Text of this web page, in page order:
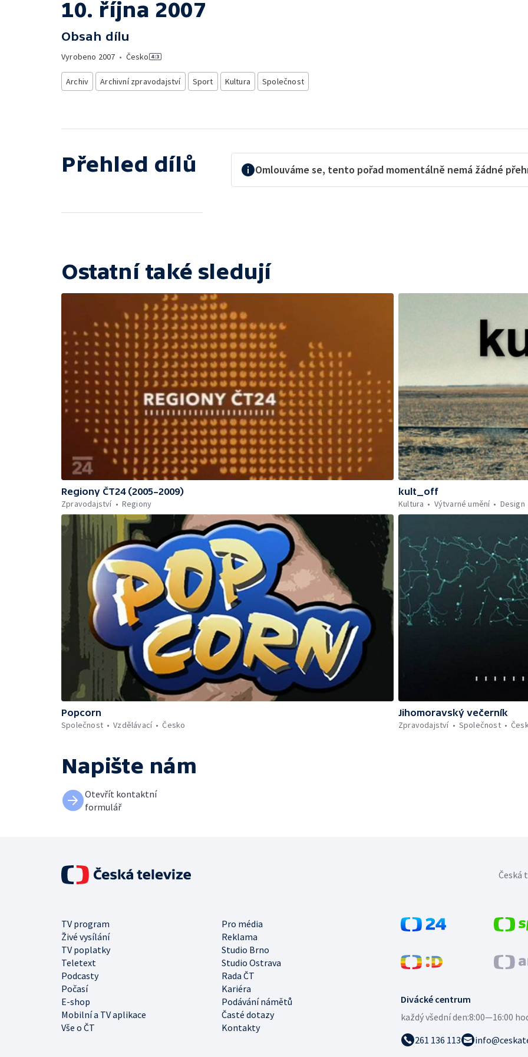
10. října 2007
Obsah dílu
Vyrobeno 2007 • Česko
Archiv Archivní zpravodajství Sport Kultura Společnost
Přehled dílů Omlouváme se, tento pořad momentálně nemá žádné
Ostatní také sledují
Regiony ČT24 (2005–2009)
Zpravodajství
Regiony
kult_off
Kultura
Výtvarné umění Design
Popcorn
Společnost
Vzdělávací Česko
Jihomoravský večerník
Zpravodajství
Společnost
Napište nám
Otevřít kontaktní
formulář
Divácké centrum
každý všední den:8:00—16:00
261 136 113
TV program
Pro média
Živé vysílání
Reklama
TV poplatky
Studio Brno
Teletext
Studio Ostrava
Podcasty
Rada ČT
Počasí
Kariéra
E-shop
Podávání námětů
Mobilní a TV aplikace
Časté dotazy
Vše o ČT
Kontakty
Česká